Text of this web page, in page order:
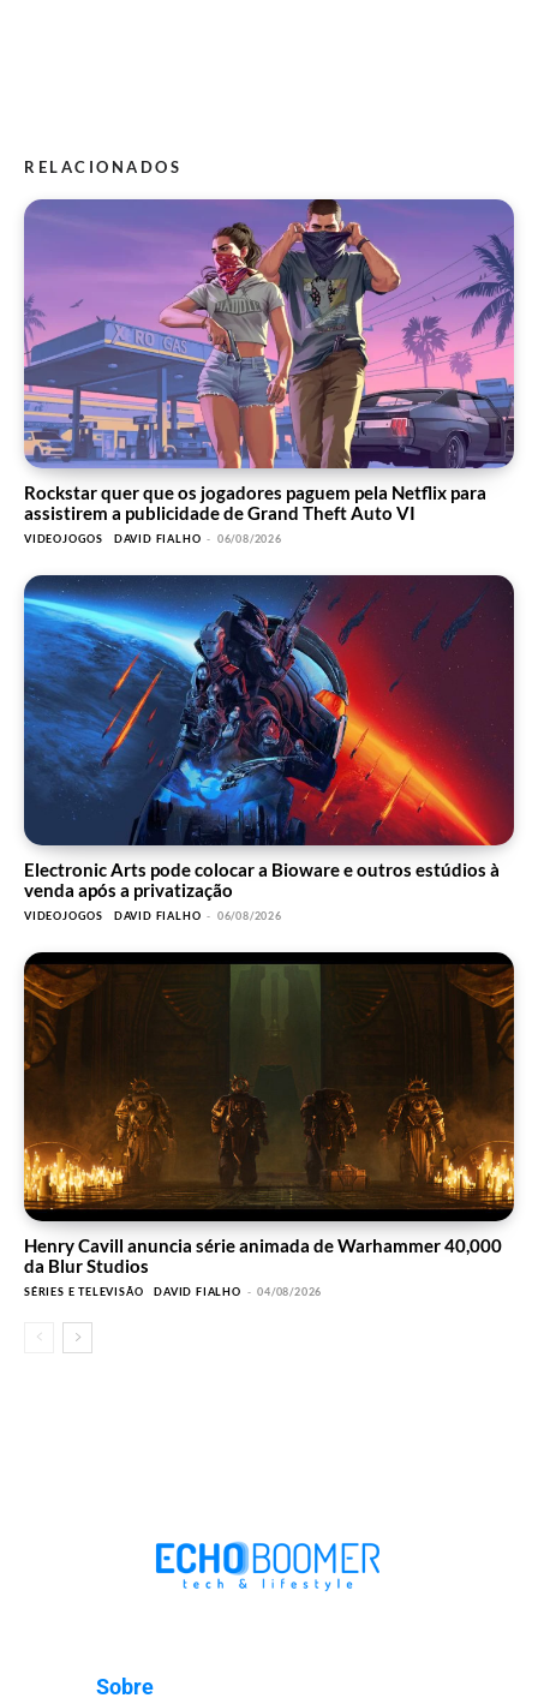
RELACIONADOS
Rockstar quer que os jogadores paguem pela Netflix para
assistirem a publicidade de Grand Theft Auto VI
VIDEOJOGOS DAVID FIALHO - 06/08/2026
Electronic Arts pode colocar a Bioware e outros estúdios à
venda após a privatização
VIDEOJOGOS DAVID FIALHO - 06/08/2026
Henry Cavill anuncia série animada de Warhammer 40,000
da Blur Studios
SÉRIES E TELEVISÃO DAVID FIALHO - 04/08/2026
Sobre